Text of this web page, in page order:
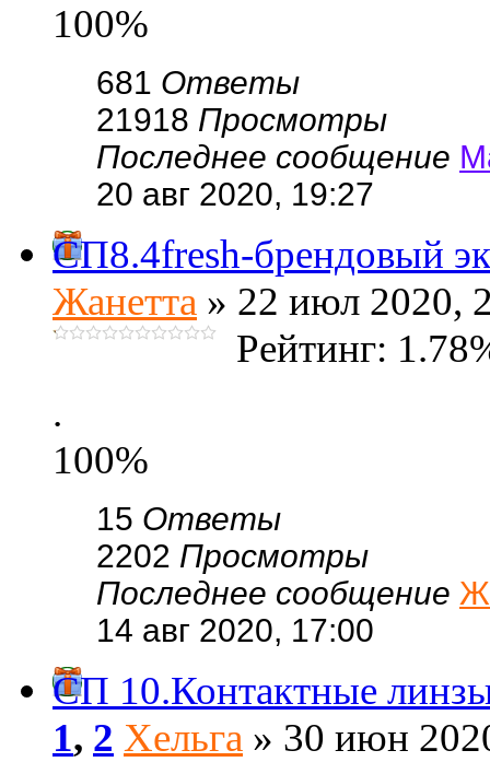
100%
681 Ответы
21918 Просмотры
Последнее сообщение
20 авг 2020, 19:27
СП8.4fresh-брендовый
Жанетта » 22 июл 2020,
Рейтинг:
.
100%
15 Ответы
2202 Просмотры
Последнее сообщение
14 авг 2020, 17:00
СП 10.Контактные
1, 2 Хельга » 30 июн